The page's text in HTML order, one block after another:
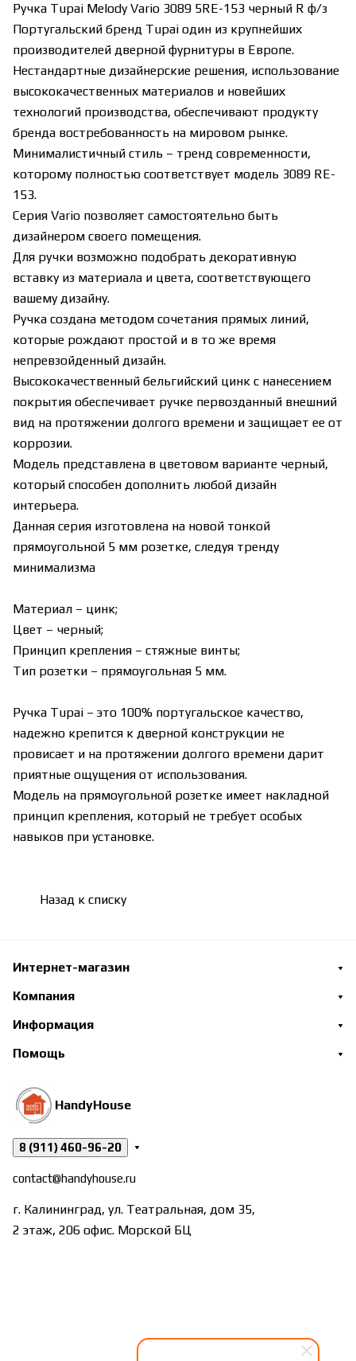
Ручка Tupai Melody Vario 3089 5RE-153 черный R ф/з
Португальский бренд Tupai один из крупнейших
производителей дверной фурнитуры в Европе.
Нестандартные дизайнерские решения, использование
высококачественных материалов и новейших
технологий производства, обеспечивают продукту
бренда востребованность на мировом рынке.
Минималистичный стиль – тренд современности,
которому полностью соответствует модель 3089 RE-
153.
Серия Vario позволяет самостоятельно быть
дизайнером своего помещения.
Для ручки возможно подобрать декоративную
вставку из материала и цвета, соответствующего
вашему дизайну.
Ручка создана методом сочетания прямых линий,
которые рождают простой и в то же время
непревзойденный дизайн.
Высококачественный бельгийский цинк с нанесением
покрытия обеспечивает ручке первозданный внешний
вид на протяжении долгого времени и защищает ее от
коррозии.
Модель представлена в цветовом варианте черный,
который способен дополнить любой дизайн
интерьера.
Данная серия изготовлена на новой тонкой
прямоугольной 5 мм розетке, следуя тренду
минимализма
Материал – цинк;
Цвет – черный;
Принцип крепления – стяжные винты;
Тип розетки – прямоугольная 5 мм.
Ручка Tupai – это 100% португальское качество,
надежно крепится к дверной конструкции не
провисает и на протяжении долгого времени дарит
приятные ощущения от использования.
Модель на прямоугольной розетке имеет накладной
принцип крепления, который не требует особых
навыков при установке.
Назад к списку
Интернет-магазин
Компания
Информация
Помощь
HandyHouse
8 (911) 460-96-20
contact@handyhouse.ru
г. Калининград, ул. Театральная, дом 35,
2 этаж, 206 офис. Морской БЦ